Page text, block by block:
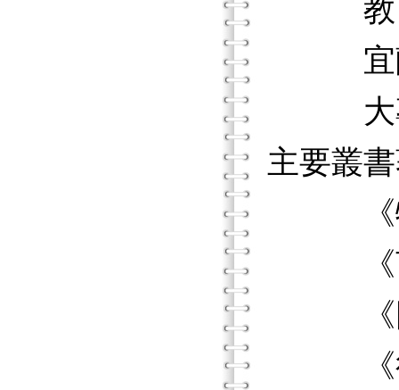
教育
宜蘭縣
大專
主要叢
《特
《言語
《圖
《行